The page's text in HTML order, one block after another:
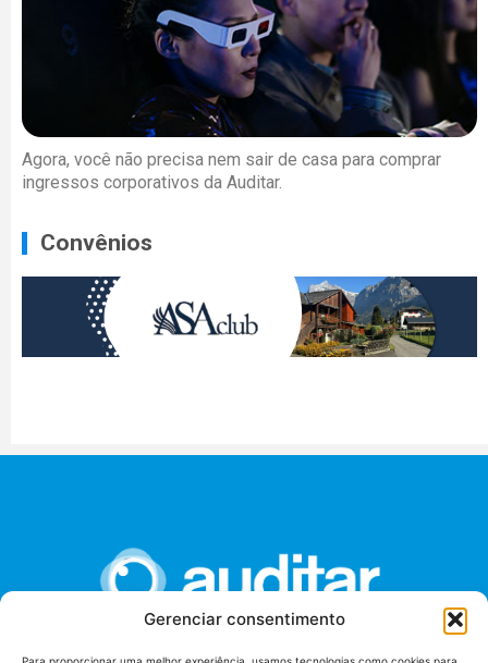
Gerenciar consentimento
Agora, você não precisa nem sair de casa para comprar
ingressos corporativos da Auditar.
Convênios